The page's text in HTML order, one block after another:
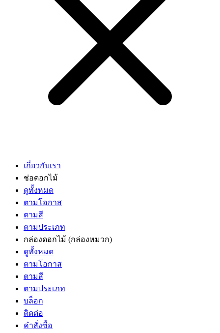
เกี่ยวกับเรา
ช่อดอกไม้
ดูทั้งหมด
ตามโอกาส
ตามสี
ตามประเภท
กล่องดอกไม้ (กล่องหมวก)
ดูทั้งหมด
ตามโอกาส
ตามสี
ตามประเภท
บล็อก
ติดต่อ
คำสั่งซื้อ